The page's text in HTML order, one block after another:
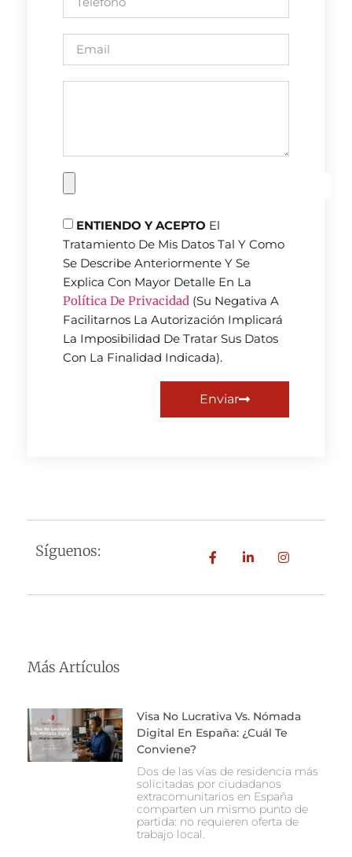
ENTIENDO Y ACEPTO El
Tratamiento De Mis Datos Tal Y Como
Se Describe Anteriormente Y Se
Explica Con Mayor Detalle En La
Política De Privacidad (Su Negativa A
Facilitarnos La Autorización Implicará
La Imposibilidad De Tratar Sus Datos
Con La Finalidad Indicada).
Enviar
Síguenos:
Más Artículos
Visa No Lucrativa Vs. Nómada
Digital En España: ¿Cuál Te
Conviene?
Dos de las vías de residencia más
solicitadas por ciudadanos
extracomunitarios en España
comparten un mismo punto de
partida: no requieren oferta de
trabajo local.